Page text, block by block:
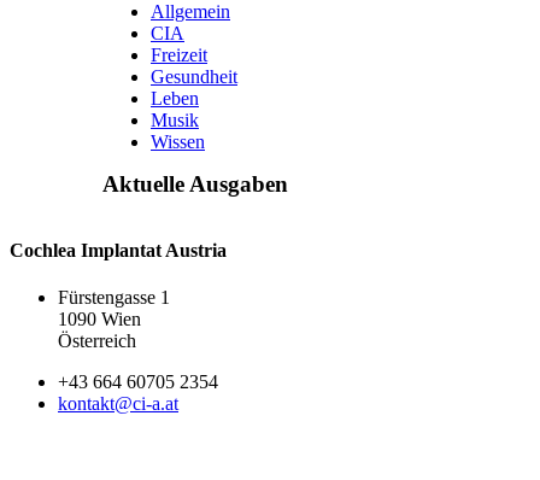
Allgemein
CIA
Freizeit
Gesundheit
Leben
Musik
Wissen
Aktuelle Ausgaben
Cochlea Implantat Austria
Fürstengasse 1
1090 Wien
Österreich
+43 664 60705 2354
kontakt@ci-a.at